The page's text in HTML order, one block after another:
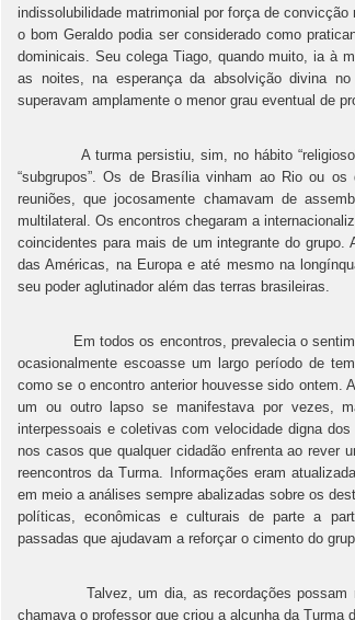
indissolubilidade matrimonial por força de
o bom Geraldo podia ser considerado como
dominicais. Seu colega Tiago, quando muito, ia à
as noites, na esperança da absolvição divina
superavam amplamente o menor grau eventual de
A turma persistiu, sim, no hábito “religioso”
“subgrupos”. Os de Brasília vinham ao Rio ou
reuniões, que jocosamente chamavam de
multilateral. Os encontros chegaram a
coincidentes para mais de um integrante do
das Américas, na Europa e até mesmo na
seu poder aglutinador além das terras brasileiras.
Em todos os encontros, prevalecia o
ocasionalmente escoasse um largo período de
como se o encontro anterior houvesse sido ontem.
um ou outro lapso se manifestava por vezes,
interpessoais e coletivas com velocidade digna
nos casos que qualquer cidadão enfrenta ao rever
reencontros da Turma. Informações eram
em meio a análises sempre abalizadas sobre os
políticas, econômicas e culturais de parte a
passadas que ajudavam a reforçar o cimento do
Talvez, um dia, as recordações possam
chamava o professor que criou a alcunha da Turma